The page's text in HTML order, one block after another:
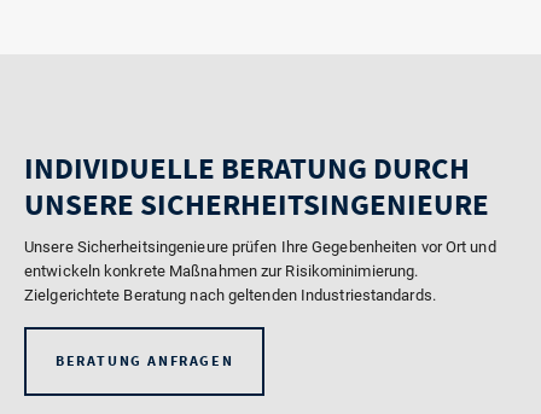
INDIVIDUELLE BERATUNG DURCH
UNSERE SICHERHEITSINGENIEURE
Unsere Sicherheitsingenieure prüfen Ihre Gegebenheiten vor Ort und
entwickeln konkrete Maßnahmen zur Risikominimierung.
Zielgerichtete Beratung nach geltenden Industriestandards.
BERATUNG ANFRAGEN